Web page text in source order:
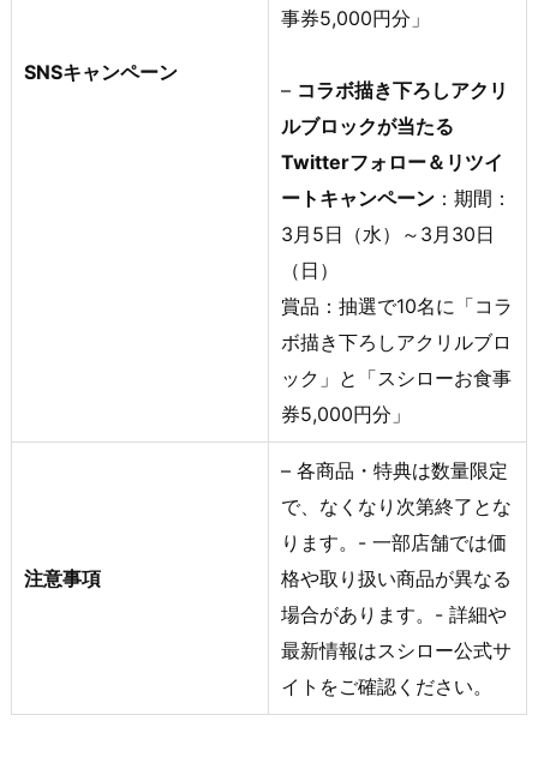
SNSキャンペーン
事券5,000円分」
– コラボ描き下ろしアクリ
ルブロックが当たる
Twitterフォロー＆リツイ
ートキャンペーン ：期間：
3月5日（水）～3月30日
（日）
賞品：抽選で10名に「コラ
ボ描き下ろしアクリルブロ
ック」と「スシローお食事
券5,000円分」
注意事項
– 各商品・特典は数量限定
で、なくなり次第終了とな
ります。- 一部店舗では価
格や取り扱い商品が異なる
場合があります。- 詳細や
最新情報はスシロー公式サ
イトをご確認ください。